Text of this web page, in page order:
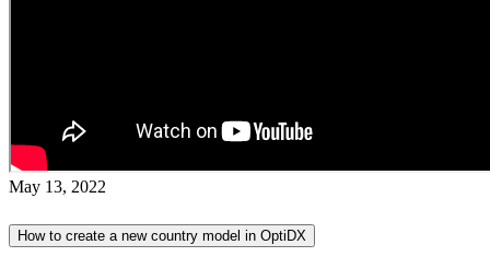
May 13, 2022
How to create a new country model in OptiDX